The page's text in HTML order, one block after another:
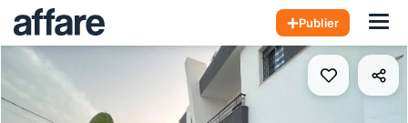
Publier